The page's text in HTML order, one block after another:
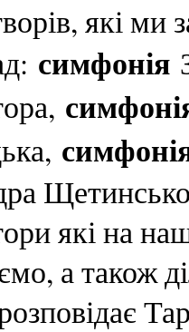
які ми
симфонія
які на
а також